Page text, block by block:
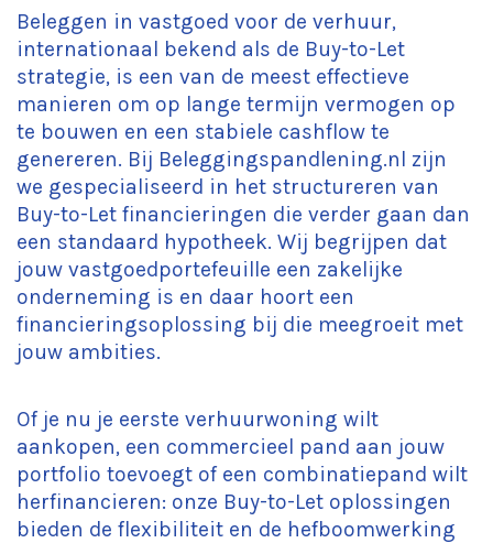
Beleggen in vastgoed voor de verhuur,
internationaal bekend als de Buy-to-Let
strategie, is een van de meest effectieve
manieren om op lange termijn vermogen op
te bouwen en een stabiele cashflow te
genereren. Bij Beleggingspandlening.nl zijn
we gespecialiseerd in het structureren van
Buy-to-Let financieringen die verder gaan dan
een standaard hypotheek. Wij begrijpen dat
jouw vastgoedportefeuille een zakelijke
onderneming is en daar hoort een
financieringsoplossing bij die meegroeit met
jouw ambities.
Of je nu je eerste verhuurwoning wilt
aankopen, een commercieel pand aan jouw
portfolio toevoegt of een combinatiepand wilt
herfinancieren: onze Buy-to-Let oplossingen
bieden de flexibiliteit en de hefboomwerking